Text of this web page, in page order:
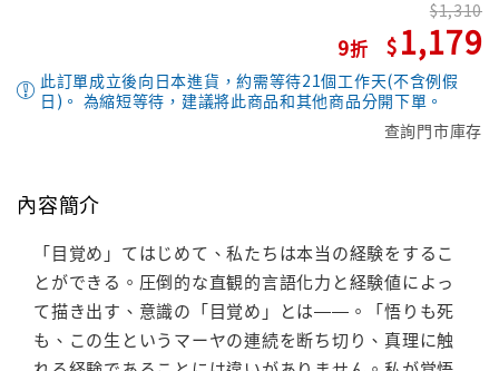
9
1,310
1,179
此訂單成立後向日本進貨，約需等待21個工作天(不含例假
日)。 為縮短等待，建議將此商品和其他商品分開下單。
查詢門市庫存
內容簡介
「目覚め」てはじめて、私たちは本当の経験をするこ
とができる。圧倒的な直観的言語化力と経験値によっ
て描き出す、意識の「目覚め」とは――。「悟りも死
も、この生というマーヤの連続を断ち切り、真理に触